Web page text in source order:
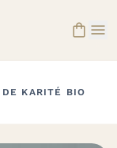
 
KARITÉ BIO